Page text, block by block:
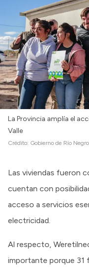
La Provincia amplía el
Valle
Crédito: Gobierno de Río
Las viviendas fueron
cuentan con
acceso a servicios
electricidad.
Al respecto,
importante porque 31